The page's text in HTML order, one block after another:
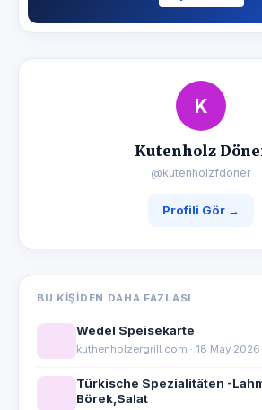
K
Kutenholz
@kutenholzfdoner
Profili Gör →
BU KIŞIDEN DAHA FAZLASI
Wedel Speisekarte
kuthenholzergrill.com · 18 May 2026
Türkische Spezialitäten -
Börek,Salat